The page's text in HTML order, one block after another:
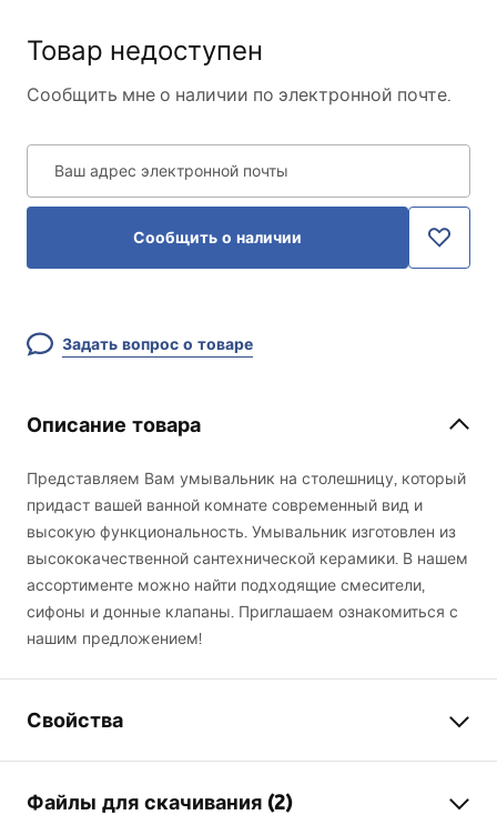
Товар недоступен
Сообщить мне о наличии по электронной почте.
Ваш адрес электронной почты
Сообщить о наличии
Задать вопрос о товаре
Описание товара
Представляем Вам умывальник на столешницу, который
придаст вашей ванной комнате современный вид и
высокую функциональность. Умывальник изготовлен из
высококачественной сантехнической керамики. В нашем
ассортименте можно найти подходящие смесители,
сифоны и донные клапаны. Приглашаем ознакомиться с
нашим предложением!
Свойства
Материал
закаленное стекло
Файлы для скачивания (2)